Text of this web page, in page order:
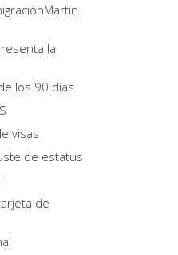
la
los 90 días
visas
de estatus
de